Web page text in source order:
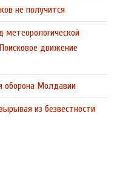
не получится
движение
оборона Молдавии
из безвестности